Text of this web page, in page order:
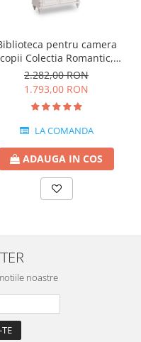
pentru camera
copii Colectia Romantic,
96x42x186 cm
2.282,00 RON
1.793,00 RON
LA COMANDA
ADAUGA IN COS
noastre